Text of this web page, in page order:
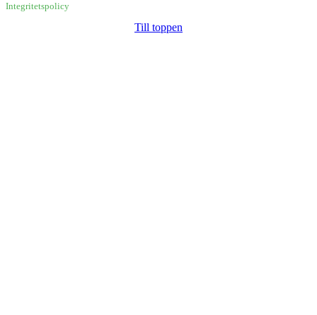
Integritetspolicy
Till toppen